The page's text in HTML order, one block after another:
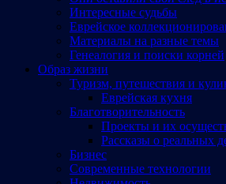
Интересные судьбы
Еврейское
Материалы на разные темы
Генеалогия и поиски корней
Образ жизни
Туризм, путешествия и
Еврейская кухня
Благотворительность
Проекты и их
Рассказы о реальных
Бизнес
Современные технологии